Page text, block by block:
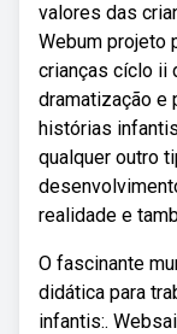
valores das
Webum projeto
crianças cíclo ii
dramatização e
histórias
qualquer outro
realidade e
O fascinante
didática para
infantis:.